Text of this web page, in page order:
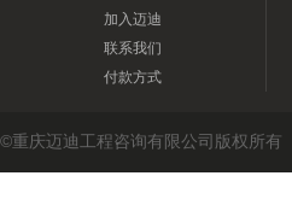
加入迈迪
联系我们
付款方式
©重庆迈迪工程咨询有限公司版权所